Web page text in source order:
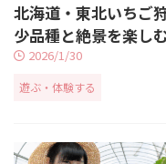
北海道・東北いちご
少品種と絶景を楽し
2026/1/30
遊ぶ・体験する